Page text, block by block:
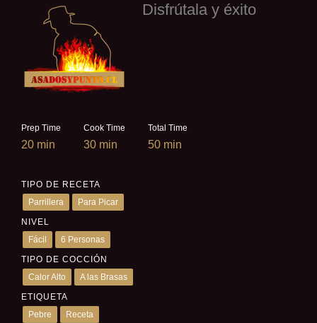
Disfrútala y éxito
Prep Time
20 min
Cook Time
30 min
Total Time
50 min
TIPO DE RECETA
Parrillera
Para Picar
NIVEL
Fácil
6 Personas
TIPO DE COCCIÓN
Calor Alto
A las Brasas
ETIQUETA
Pebre
Receta